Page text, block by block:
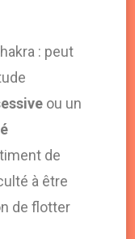
: peut
ou un
de
à être
de flotter